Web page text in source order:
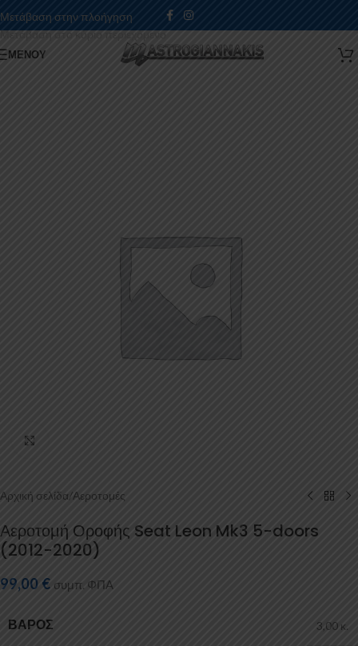
Μετάβαση στην πλοήγηση
Μετάβαση στο κύριο περιεχόμενο
ΜΕΝΟΎ
Αρχική σελίδα/Αεροτομές
Αεροτομή Οροφής Seat Leon Mk3 5-doors
(2012-2020)
99,00 € συμπ. ΦΠΑ
ΒΆΡΟΣ 3,00 κ.